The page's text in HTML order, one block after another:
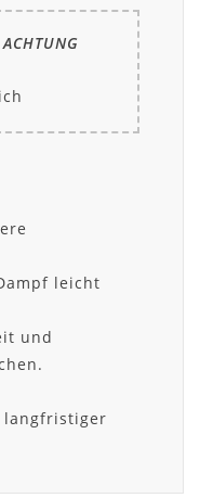
leicht
und
langfristiger